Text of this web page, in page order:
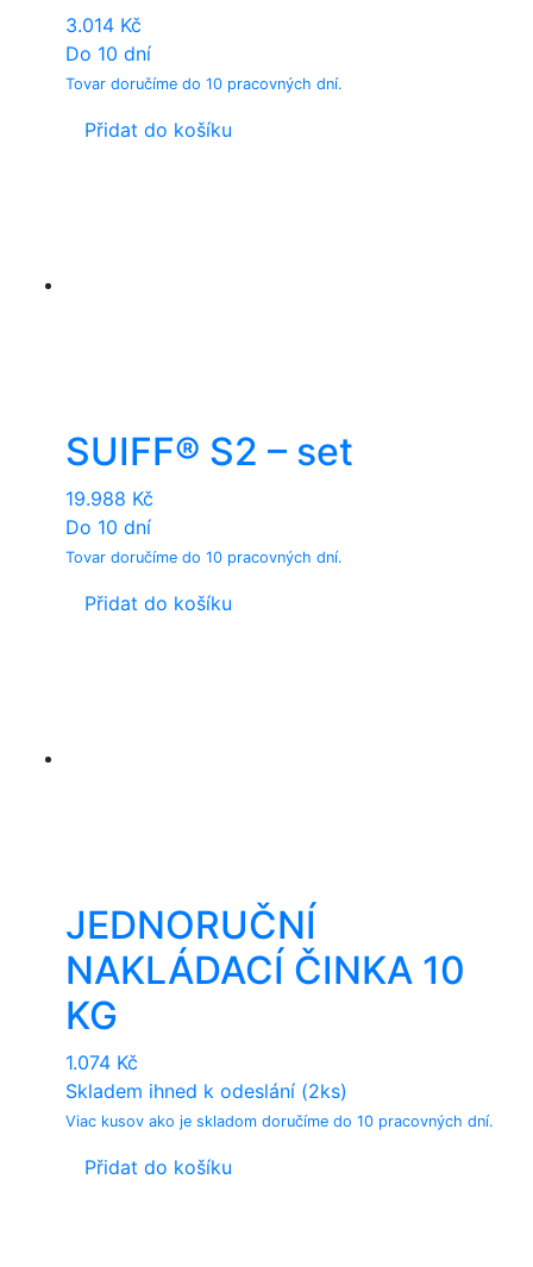
3.014 Kč
Do 10 dní
Tovar doručíme do 10 pracovných dní.
Přidat do košíku
SUIFF® S2 – set
19.988 Kč
Do 10 dní
Tovar doručíme do 10 pracovných dní.
Přidat do košíku
JEDNORUČNÍ
NAKLÁDACÍ ČINKA 10
KG
1.074 Kč
Skladem ihned k odeslání (2ks)
Viac kusov ako je skladom doručíme do 10 pracovných dní.
Přidat do košíku